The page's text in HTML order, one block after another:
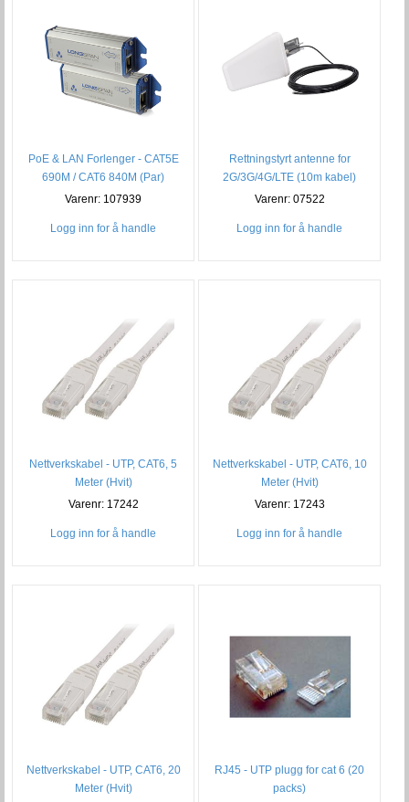
PoE & LAN Forlenger - CAT5E
690M / CAT6 840M (Par)
Varenr: 107939
Logg inn for å handle
Rettningstyrt antenne for
2G/3G/4G/LTE (10m kabel)
Varenr: 07522
Logg inn for å handle
Nettverkskabel - UTP, CAT6, 5
Meter (Hvit)
Varenr: 17242
Logg inn for å handle
Nettverkskabel - UTP, CAT6, 10
Meter (Hvit)
Varenr: 17243
Logg inn for å handle
Nettverkskabel - UTP, CAT6, 20
Meter (Hvit)
RJ45 - UTP plugg for cat 6 (20
packs)